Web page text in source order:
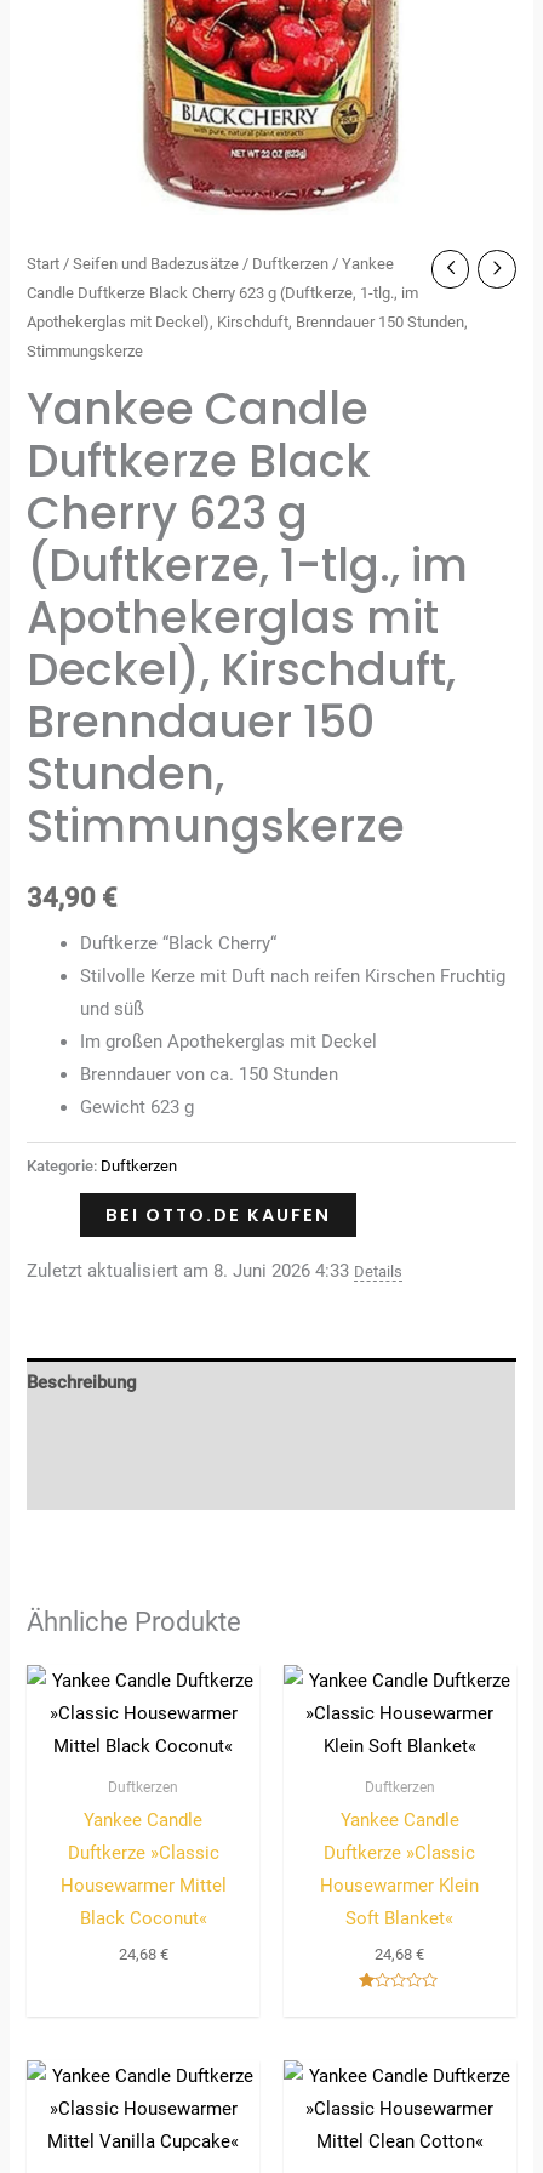
Start /Seifen und Badezusätze / Duftkerzen / Yankee
Candle Duftkerze Black Cherry 623 g (Duftkerze, 1-tlg., im
Apothekerglas mit Deckel), Kirschduft, Brenndauer 150 Stunden,
Stimmungskerze
Yankee Candle
Duftkerze Black
Cherry 623 g
(Duftkerze, 1-tlg., im
Apothekerglas mit
Deckel), Kirschduft,
Brenndauer 150
Stunden,
Stimmungskerze
34,90 €
Duftkerze “Black Cherry“
Stilvolle Kerze mit Duft nach reifen Kirschen Fruchtig
und süß
Im großen Apothekerglas mit Deckel
Brenndauer von ca. 150 Stunden
Gewicht 623 g
Kategorie: Duftkerzen
BEI OTTO.DE KAUFEN
Zuletzt aktualisiert am 8. Juni 2026 4:33 Details
Beschreibung
Ähnliche Produkte
Duftkerzen
Yankee Candle
Duftkerze »Classic
Housewarmer Mittel
Black Coconut«
24,68 €
Duftkerzen
Yankee Candle
Duftkerze »Classic
Housewarmer Klein
Soft Blanket«
24,68€